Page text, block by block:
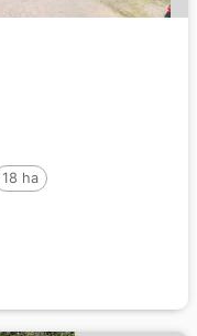
18 ha